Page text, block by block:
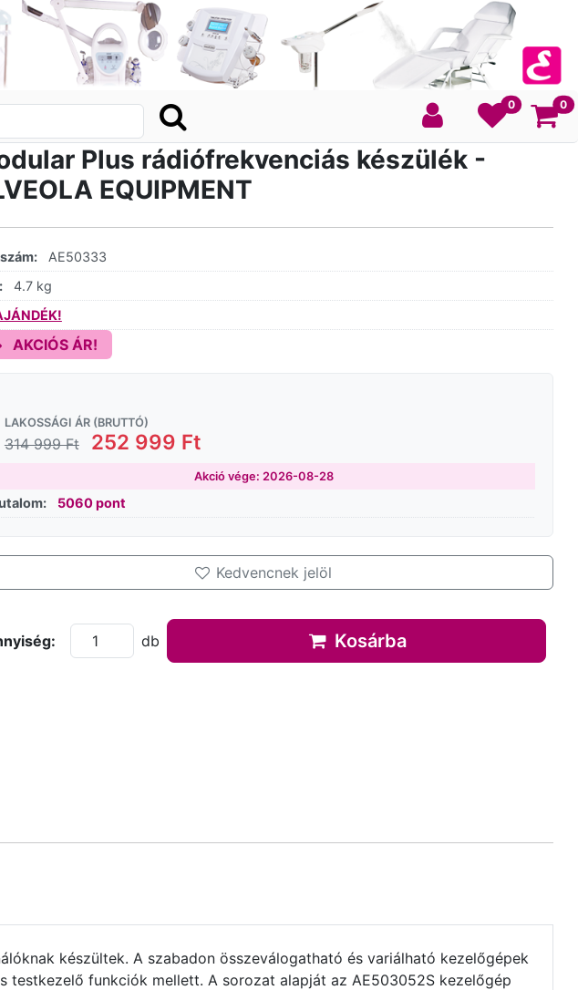
0 0
Plus rádiófrekvenciás készülék -
EQUIPMENT
AE50333
4.7 kg
AKCIÓS ÁR!
LAKOSSÁGI ÁR (BRUTTÓ)
314 999 Ft 252 999 Ft
Akció vége: 2026-08-28
5060 pont
Kedvencnek jelöl
db Kosárba
készültek. A szabadon összeválogatható és variálható kezelőgépek
funkciók mellett. A sorozat alapját az AE503052S kezelőgép